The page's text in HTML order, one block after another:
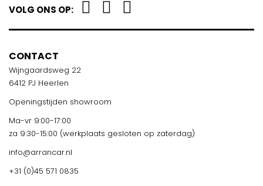
VOLG ONS OP:
CONTACT
Wijngaardsweg 22
6412 PJ Heerlen
Openingstijden showroom
Ma-vr 9:00-17:00
za 9:30-15:00 (werkplaats gesloten op zaterdag)
info@arrancar.nl
+31 (0)45 571 0835